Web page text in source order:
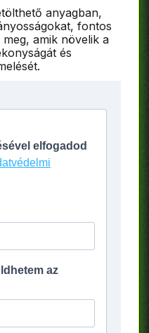
anyagban,
fontos
amik növelik a
és